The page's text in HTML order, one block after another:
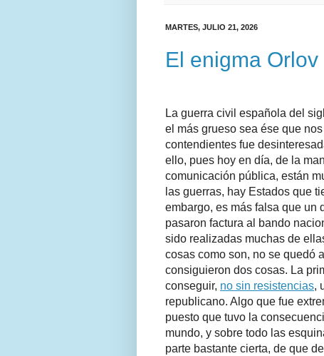
MARTES, JULIO 21, 2026
El enigma Orlov
La guerra civil española del
el más grueso sea ése que
contendientes fue
ello, pues hoy en día, de la
comunicación pública, están
las guerras, hay Estados que
embargo, es más falsa que un
pasaron factura al bando
sido realizadas muchas de
cosas como son, no se quedó
consiguieron dos cosas. La
conseguir, no sin resistencias,
republicano. Algo que fue
puesto que tuvo la
mundo, y sobre todo las
parte bastante cierta, de que